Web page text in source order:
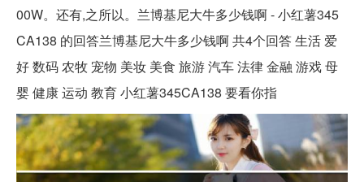
00W。还有,之所以。兰博基尼大牛多少钱啊 - 小红薯345
CA138 的回答兰博基尼大牛多少钱啊 共4个回答 生活 爱
好 数码 农牧 宠物 美妆 美食 旅游 汽车 法律 金融 游戏 母
婴 健康 运动 教育 小红薯345CA138 要看你指